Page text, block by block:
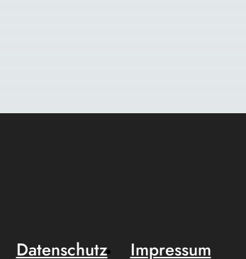
Datenschutz Impressum